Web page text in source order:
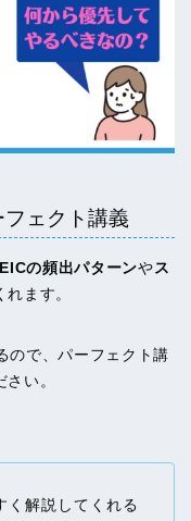
ェクト講義
の頻出パターンやス
ます。
ので、パーフェクト講
い。
く解説してくれる